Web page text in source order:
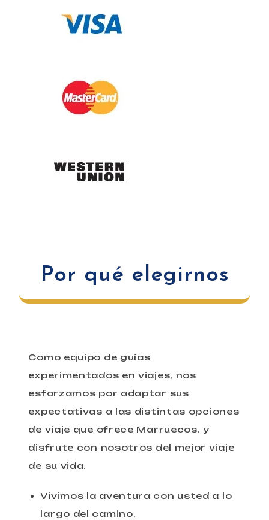
Por qué elegirnos
Como equipo de guías
experimentados en viajes, nos
esforzamos por adaptar sus
expectativas a las distintas opciones
de viaje que ofrece Marruecos. y
disfrute con nosotros del mejor viaje
de su vida.
Vivimos la aventura con usted a lo
largo del camino.